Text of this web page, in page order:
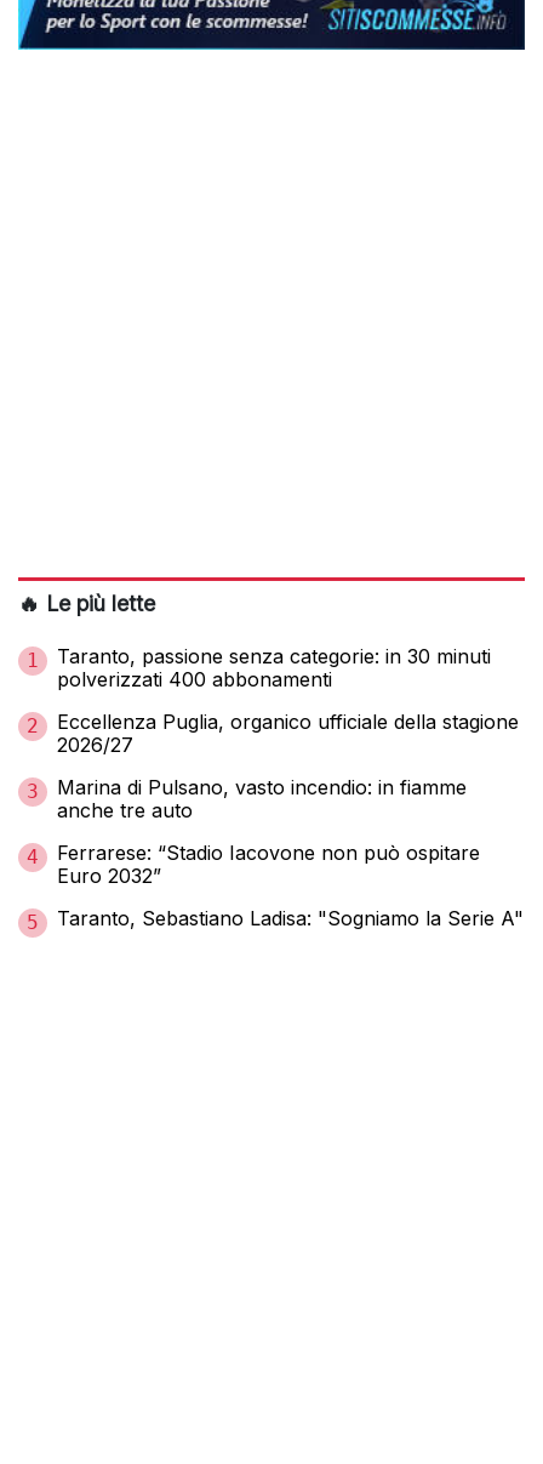
🔥 Le più lette
1
Taranto, passione senza categorie: in 30 minuti
polverizzati 400 abbonamenti
2
Eccellenza Puglia, organico ufficiale della stagione
2026/27
3
Marina di Pulsano, vasto incendio: in fiamme
anche tre auto
4
Ferrarese: “Stadio Iacovone non può ospitare
Euro 2032”
5 Taranto, Sebastiano Ladisa: "Sogniamo la Serie A"